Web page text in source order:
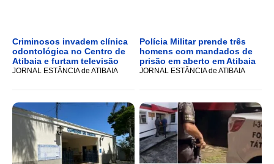
Criminosos invadem clínica
odontológica no Centro de
Atibaia e furtam televisão
JORNAL ESTÂNCIA de ATIBAIA
Polícia Militar prende três
homens com mandados de
prisão em aberto em Atibaia
JORNAL ESTÂNCIA de ATIBAIA